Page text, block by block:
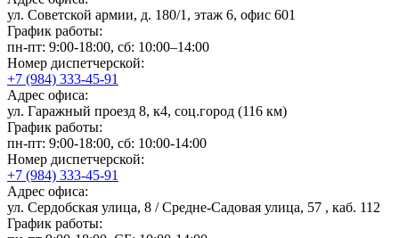
ул. Советской армии, д. 180/1, этаж 6, офис 601
График работы:
пн-пт: 9:00-18:00, сб: 10:00–14:00
Номер диспетчерской:
+7 (984) 333-45-91
Адрес офиса:
ул. Гаражный проезд 8, к4, соц.город (116 км)
График работы:
пн-пт: 9:00-18:00, сб: 10:00-14:00
Номер диспетчерской:
+7 (984) 333-45-91
Адрес офиса:
ул. Сердобская улица, 8 / Средне-Садовая улица, 57 , каб. 112
График работы: